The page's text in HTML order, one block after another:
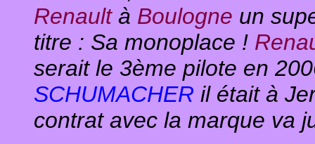
Renaultà Boulogne un
titre : Sa monoplace !
serait le 3ème pilote en
SCHUMACHER il était à
contrat avec la marque va